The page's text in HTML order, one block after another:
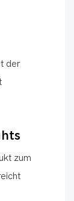
der
zum